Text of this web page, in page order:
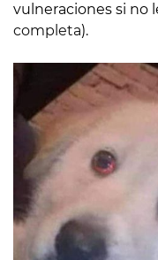
vulneraciones si no
completa).